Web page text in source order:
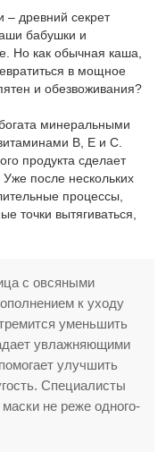
древний секрет
бабушки и
Но как обычная каша,
в мощное
и обезвоживания?
минеральными
В, Е и С.
продукта сделает
после нескольких
процессы,
точки вытягиваться,
с овсяными
к уходу
уменьшить
увлажняющими
улучшить
Специалисты
не реже одного-